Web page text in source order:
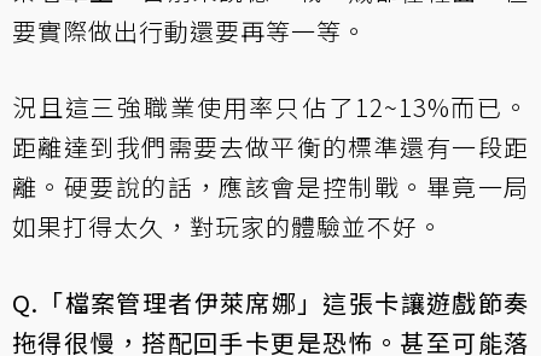
要實際做出行動還要再等一等。
況且這三強職業使用率只佔了12~13%而已。
距離達到我們需要去做平衡的標準還有一段距
離。硬要說的話，應該會是控制戰。畢竟一局
如果打得太久，對玩家的體驗並不好。
Q.「檔案管理者伊萊席娜」這張卡讓遊戲節奏
拖得很慢，搭配回手卡更是恐怖。甚至可能落